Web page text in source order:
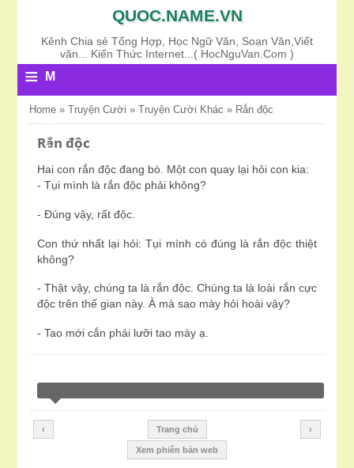
QUOC.NAME.VN
Kênh Chia sẻ Tổng Hợp, Học Ngữ Văn, Soạn Văn,Viết
văn... Kiến Thức Internet...( HocNguVan.Com )
≡
M
N
U
Home »Truyện Cười »Truyện Cười Khác » Rắn độc
Rắn độc
Hai con rắn độc đang bò. Một con quay lại hỏi con kia:
- Tụi mình là rắn độc phải không?
- Đúng vậy, rất độc.
Con thứ nhất lại hỏi: Tụi mình có đúng là rắn độc thiệt
không?
- Thật vậy, chúng ta là rắn độc. Chúng ta là loài rắn cực
độc trên thế gian này. À mà sao mày hỏi hoài vậy?
- Tao mới cắn phải lưỡi tao mày ạ.
‹ ›
Trang chủ
Xem phiên bản web